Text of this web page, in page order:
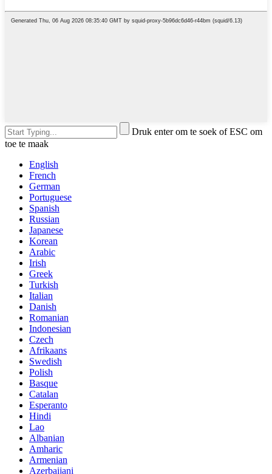
Druk enter om te soek of ESC om
toe te maak
English
French
German
Portuguese
Spanish
Russian
Japanese
Korean
Arabic
Irish
Greek
Turkish
Italian
Danish
Romanian
Indonesian
Czech
Afrikaans
Swedish
Polish
Basque
Catalan
Esperanto
Hindi
Lao
Albanian
Amharic
Armenian
Azerbaijani